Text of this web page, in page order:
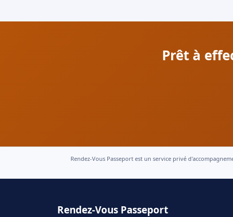
Prêt à
Rendez-Vous Passeport est un service privé
Rendez-Vous Passeport